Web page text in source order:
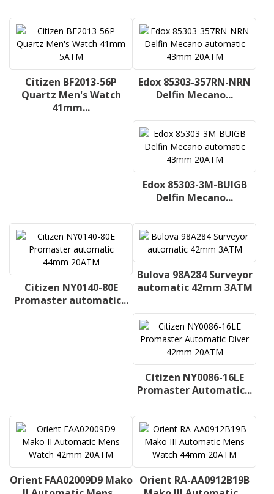
Citizen BF2013-56P
Quartz Men's Watch
41mm...
Edox 85303-357RN-NRN
Delfin Mecano...
Edox 85303-3M-BUIGB
Delfin Mecano...
Citizen NY0140-80E
Promaster automatic...
Bulova 98A284 Surveyor
automatic 42mm 3ATM
Citizen NY0086-16LE
Promaster Automatic...
Orient FAA02009D9 Mako Orient RA-AA0912B19B